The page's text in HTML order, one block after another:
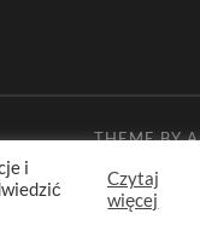
THEME BY
i
Czytaj
więcej